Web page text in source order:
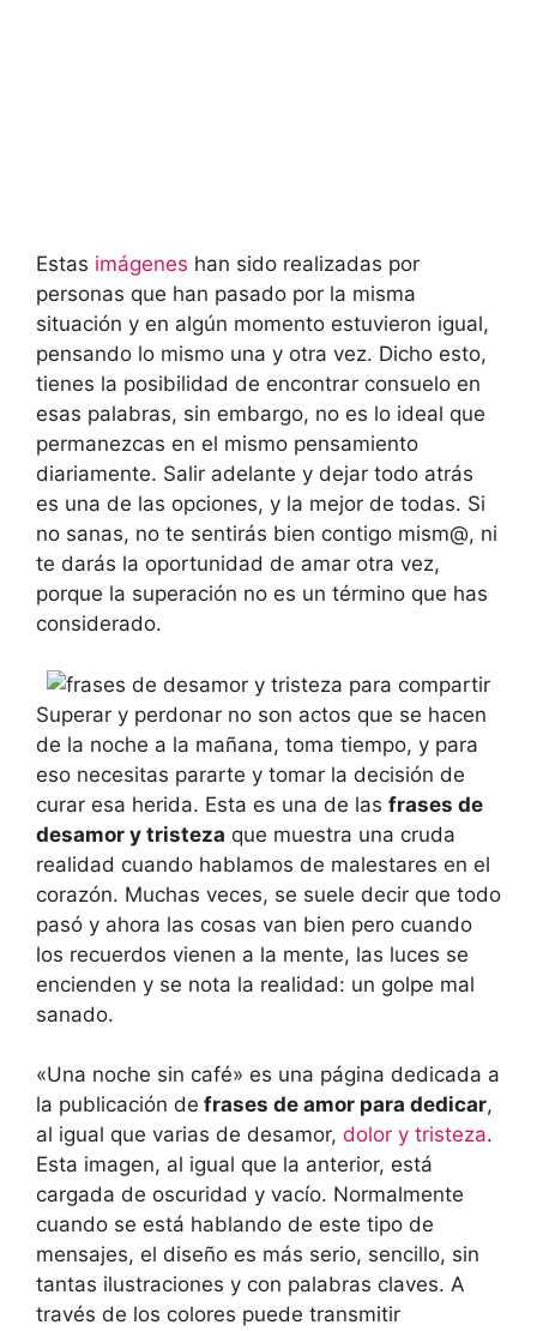
Estas imágenes han sido realizadas por
personas que han pasado por la misma
situación y en algún momento estuvieron igual,
pensando lo mismo una y otra vez. Dicho esto,
tienes la posibilidad de encontrar consuelo en
esas palabras, sin embargo, no es lo ideal que
permanezcas en el mismo pensamiento
diariamente. Salir adelante y dejar todo atrás
es una de las opciones, y la mejor de todas. Si
no sanas, no te sentirás bien contigo mism@, ni
te darás la oportunidad de amar otra vez,
porque la superación no es un término que has
considerado.
Superar y perdonar no son actos que se hacen
de la noche a la mañana, toma tiempo, y para
eso necesitas pararte y tomar la decisión de
curar esa herida. Esta es una de las frases de
desamor y tristeza que muestra una cruda
realidad cuando hablamos de malestares en el
corazón. Muchas veces, se suele decir que todo
pasó y ahora las cosas van bien pero cuando
los recuerdos vienen a la mente, las luces se
encienden y se nota la realidad: un golpe mal
sanado.
«Una noche sin café» es una página dedicada a
la publicación de frases de amor para dedicar,
al igual que varias de desamor, dolor y tristeza.
Esta imagen, al igual que la anterior, está
cargada de oscuridad y vacío. Normalmente
cuando se está hablando de este tipo de
mensajes, el diseño es más serio, sencillo, sin
tantas ilustraciones y con palabras claves. A
través de los colores puede transmitir